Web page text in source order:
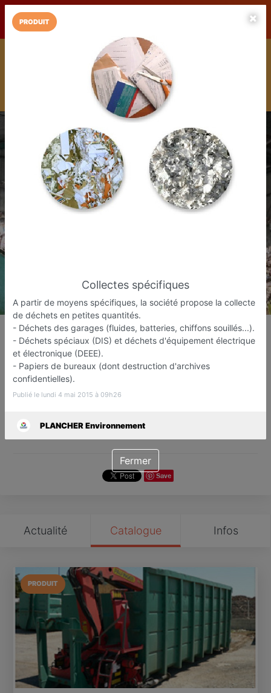
LaCarte Play Store
Installez l'App LaCarte
Téléchargez gratuitement l'app LaCarte pour suivre vos
commerces favoris et ne rien rater !
Télécharger Plus tard
PLANCHER Environnement
Eau et gestion des déchets
LAVILLEDIEU
Favori Contacter
Ouvre dès 13:30
Save
Actualité Catalogue Infos
PRODUIT
PRODUIT
Collectes spécifiques
A partir de moyens spécifiques, la société propose la collecte
de déchets en petites quantités.
- Déchets des garages (fluides, batteries, chiffons souillés...).
- Déchets spéciaux (DIS) et déchets d'équipement électrique
et électronique (DEEE).
- Papiers de bureaux (dont destruction d'archives
confidentielles).
Publié le lundi 4 mai 2015 à 09h26
PLANCHER Environnement
Fermer